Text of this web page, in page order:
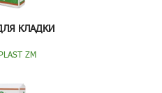
КЛАДКИ
ZM